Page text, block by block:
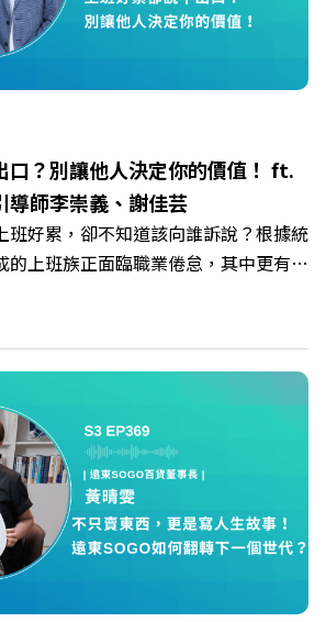
台」 主持人／遠見雜誌副社長兼遠見
談人／可爾姿Curves台灣執行長 林宏
的盲點，也順手理清生活的雜亂。 點
https://gvmkt.pse.is/9al3px ✨關注
： LINE：https://reurl.cc/A4ELQp
YT：https://bit.ly/38jNi9k
Hosting
口？別讓他人決定你的價值！ ft.
導師李崇義、謝佳芸
班好累，卻不知道該向誰訴說？根據統
的上班族正面臨職業倦怠，其中更有三
的倦怠」。當主管的期待、同儕的競爭
日常，身在職場的我們該如何停止無
人際風暴中找回安頓內心的力量？ 本
請新書《透視職場冰山》作者、薩提
崇義與謝佳芸，教你如何看穿職場底層
緊湊的職場節奏中，修煉安頓心法！
道只能由考績和主管來決定？ 🔺你或
種「不一致」的姿態應對壓力？ 🔺如
治主管」困境中全身而退？ 主持人／
均 與談人／薩提爾模式溝通引導師、
+++++ 🫧清除腦袋的盲點，也順手理